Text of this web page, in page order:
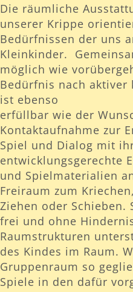
Die räumliche
unserer Krippe
Bedürfnissen der uns
Kleinkinder.
möglich wie
Bedürfnis nach aktiver
ist ebenso
erfüllbar wie der
Kontaktaufnahme zur
Spiel und Dialog mit
entwicklungsgerechte
und Spielmaterialien
Freiraum zum
Ziehen oder Schieben.
frei und ohne
Raumstrukturen
des Kindes im Raum.
Gruppenraum so
Spiele in den dafür